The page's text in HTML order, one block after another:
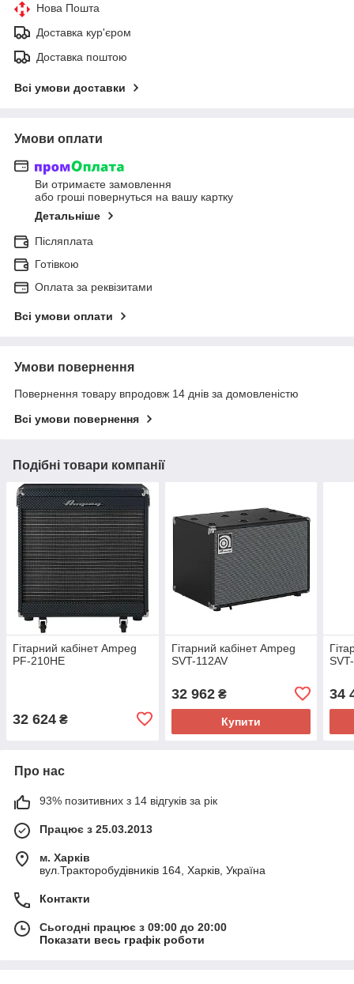
Нова Пошта
Доставка кур'єром
Доставка поштою
Всі умови доставки
Умови оплати
Ви отримаєте замовлення
або гроші повернуться на вашу картку
Детальніше
Післяплата
Готівкою
Оплата за реквізитами
Всі умови оплати
Умови повернення
Повернення товару впродовж 14 днів за домовленістю
Всі умови повернення
Подібні товари компанії
Гітарний кабінет Ampeg
PF-210HE
32 624 ₴
Гітарний кабінет Ampeg
SVT-112AV
32 962₴
Купити
34
Про нас
93% позитивних з 14 відгуків за рік
Працює з 25.03.2013
м. Харків
вул.Тракторобудівників 164, Харків, Україна
Контакти
Сьогодні працює з 09:00 до 20:00
Показати весь графік роботи